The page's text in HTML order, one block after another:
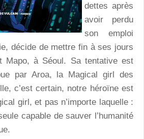
dettes après
avoir perdu
son emploi
décide de mettre fin à ses jours
Mapo, à Séoul. Sa tentative est
par Aroa, la Magical girl des
c’est certain, notre héroïne est
girl, et pas n’importe laquelle :
capable de sauver l’humanité